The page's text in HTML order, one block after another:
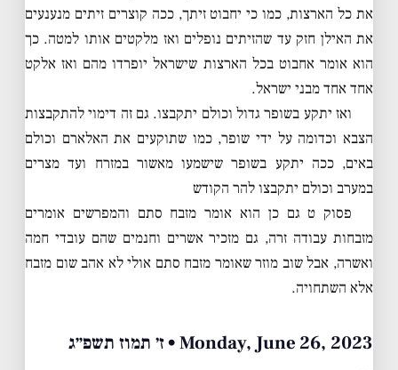
את כל הארצות, כמו כי יחבוט זיתך, ככה קוצרים זיתים מנענעים
את האילן חזק עד שהזיתים נופלים ואז מלקטים אותו למטה. כך
הוא אומר אחבוט בכל הארצות שישראל יופרדו מהם ואז אלקט
אחד אחד מבני ישראל.
ואז יתקע בשופר גדול וכולם יתקבצו. גם זה דימוי להתקבצות
הצבא וכדומה על ידי שופר, כמו שתוקעים את האלארם וכולם
באים, ככה יתקע בשופר שישמעו מאשור במזרח ועד מצרים
במערב וכולם יתקבצו להר הקודש
פסוק ט גם כן הוא אומר מזבח סתם והמפרשים אומרים
מזבחות עבודה זרה, גם מזכיר אשרים וחנמים שהם עובדי חמה
ואשרה, אבל שוב מוזר שאומר מזבח סתם אולי לא אהב שום מזבח
אלא השתחויה.
Monday, June 26, 2023 • ז׳ תמוז תשפ״ג